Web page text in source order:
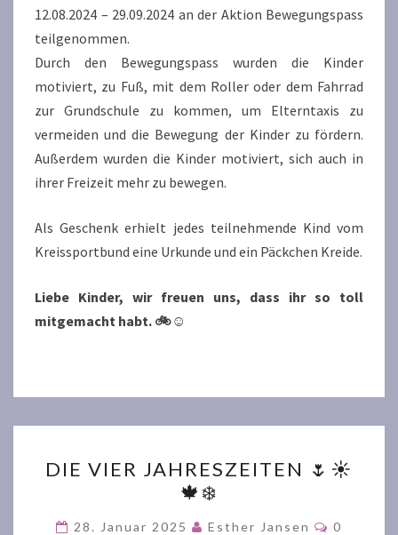
12.08.2024 – 29.09.2024 an der Aktion Bewegungspass
teilgenommen.
Durch den Bewegungspass wurden die Kinder
motiviert, zu Fuß, mit dem Roller oder dem Fahrrad
zur Grundschule zu kommen, um Elterntaxis zu
vermeiden und die Bewegung der Kinder zu fördern.
Außerdem wurden die Kinder motiviert, sich auch in
ihrer Freizeit mehr zu bewegen.
Als Geschenk erhielt jedes teilnehmende Kind vom
Kreissportbund eine Urkunde und ein Päckchen Kreide.
Liebe Kinder, wir freuen uns, dass ihr so toll
mitgemacht habt. 🚲☺️
VIER
JAHRESZEITEN
🌷
DIE VIER JAHRESZEITEN 🌷☀️
🍁❄️
28. Januar 2025 Esther Jansen
0